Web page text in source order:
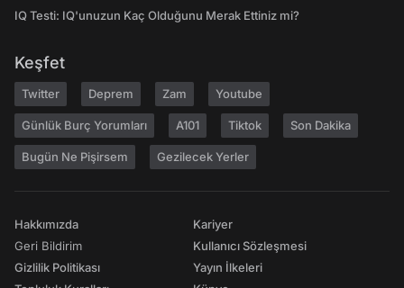
IQ Testi: IQ'unuzun Kaç Olduğunu Merak Ettiniz mi?
Keşfet
Twitter Deprem Zam Youtube
Günlük Burç Yorumları A101 Tiktok Son Dakika
Bugün Ne Pişirsem Gezilecek Yerler
Hakkımızda
Geri Bildirim
Gizlilik Politikası
Kariyer
Kullanıcı Sözleşmesi
Yayın İlkeleri